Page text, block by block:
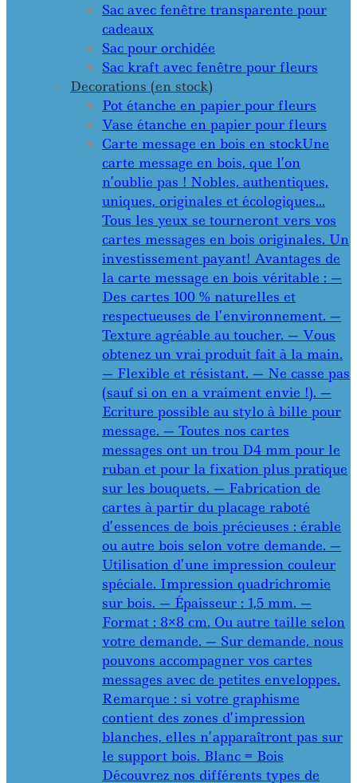
Sac avec fenêtre transparente pour
cadeaux
Sac pour orchidée
Sac kraft avec fenêtre pour fleurs
Decorations (en stock)
Pot étanche en papier pour fleurs
Vase étanche en papier pour fleurs
Carte message en bois en stockUne
carte message en bois, que l’on
n’oublie pas ! Nobles, authentiques,
uniques, originales et écologiques…
Tous les yeux se tourneront vers vos
cartes messages en bois originales. Un
investissement payant! Avantages de
la carte message en bois véritable : —
Des cartes 100 % naturelles et
respectueuses de l’environnement. —
Texture agréable au toucher. — Vous
obtenez un vrai produit fait à la main.
— Flexible et résistant. — Ne casse pas
(sauf si on en a vraiment envie !). —
Ecriture possible au stylo à bille pour
message. — Toutes nos cartes
messages ont un trou D4 mm pour le
ruban et pour la fixation plus pratique
sur les bouquets. — Fabrication de
cartes à partir du placage raboté
d’essences de bois précieuses : érable
ou autre bois selon votre demande. —
Utilisation d’une impression couleur
spéciale. Impression quadrichromie
sur bois. — Épaisseur : 1,5 mm. —
Format : 8×8 cm. Ou autre taille selon
votre demande. — Sur demande, nous
pouvons accompagner vos cartes
messages avec de petites enveloppes.
Remarque : si votre graphisme
contient des zones d’impression
blanches, elles n’apparaîtront pas sur
le support bois. Blanc = Bois
Découvrez nos différents types de